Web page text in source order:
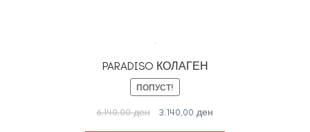
PARADISO КОЛАГЕН
ПОПУСТ!
6.140,00ден
Original
3.140,00ден